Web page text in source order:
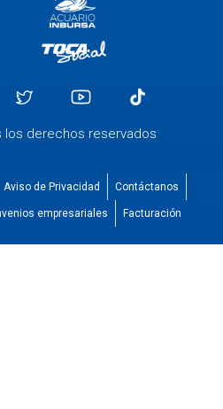
los derechos reservados
Aviso de Privacidad Contáctanos
empresariales Facturación